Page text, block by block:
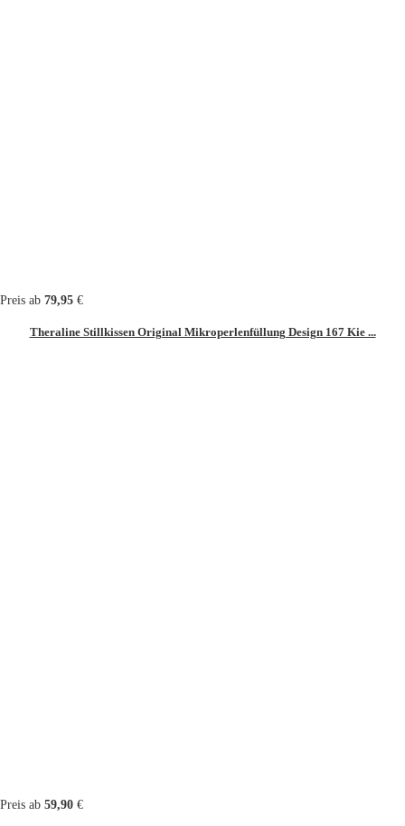
Preis ab 79,95 €
Theraline Stillkissen Original Mikroperlenfüllung Design 167 Kie ...
Preis ab 59,90 €